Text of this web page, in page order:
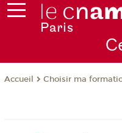
Accueil Choisir ma